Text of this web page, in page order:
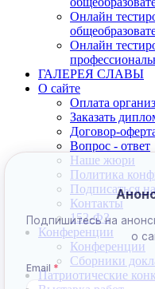
Онлайн
Онлайн
ГАЛЕРЕЯ СЛАВЫ
О сайте
Оплата
Заказать
Договор-
Вопрос - ответ
Наше жюри
Политика
Подписаться
Контакты
152-ФЗ
Конференции
Конференции
Сборники
Патриотические